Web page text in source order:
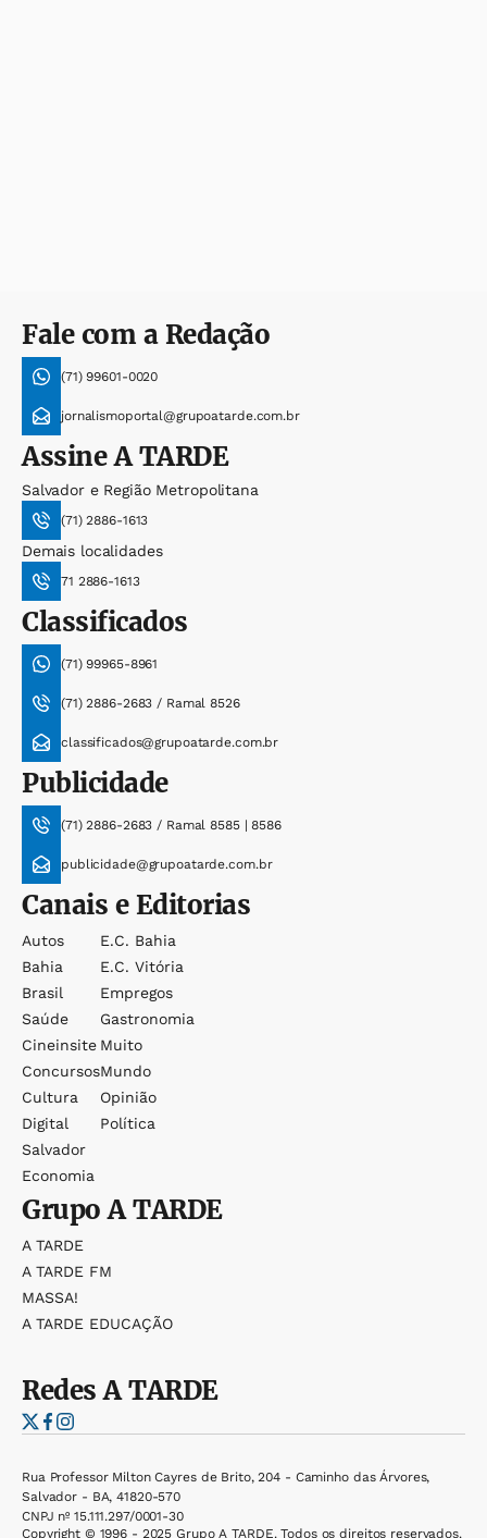
Fale com a Redação
(71) 99601-0020
jornalismoportal@grupoatarde.com.br
AssineA TARDE
Salvador e Região Metropolitana
(71) 2886-1613
Demais localidades
71 2886-1613
Classificados
(71) 99965-8961
(71) 2886-2683 / Ramal 8526
classificados@grupoatarde.com.br
Publicidade
(71) 2886-2683 / Ramal 8585 | 8586
publicidade@grupoatarde.com.br
Canais e Editorias
Autos
Bahia
Brasil
Saúde
Cineinsite
Concursos
Cultura
Digital
Salvador
Economia
E.c. Bahia
E.c. Vitória
Empregos
Gastronomia
Muito
Mundo
Opinião
Política
GrupoA TARDE
A TARDE
A TARDE FM
MASSA!
A TARDE EDUCAÇÃO
RedesA TARDE
Rua Professor Milton Cayres de Brito, 204 - Caminho das Árvores,
Salvador - BA, 41820-570
CNPJ nº 15.111.297/0001-30
Copyright © 1996 - 2025 Grupo A TARDE. Todos os direitos reservados.